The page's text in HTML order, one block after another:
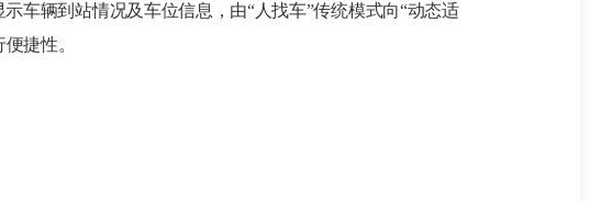
车辆到站情况及车位信息，由“人找车”传统模式向“动态适
捷性。